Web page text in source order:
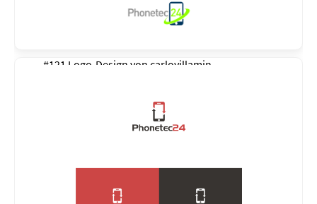
#121 Logo-Design von carlovillamin